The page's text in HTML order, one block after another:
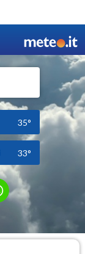
35°
33°